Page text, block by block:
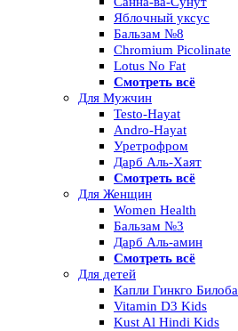
Яблочный уксус
Бальзам №8
Chromium Picolinate
Lotus No Fat
Смотреть всё
Для Мужчин
Testo-Hayat
Andro-Hayat
Уретрофром
Дарб Аль-Хаят
Смотреть всё
Для Женщин
Women Health
Бальзам №3
Дарб Аль-амин
Смотреть всё
Для детей
Капли Гинкго Билоба
Vitamin D3 Kids
Kust Al Hindi Kids